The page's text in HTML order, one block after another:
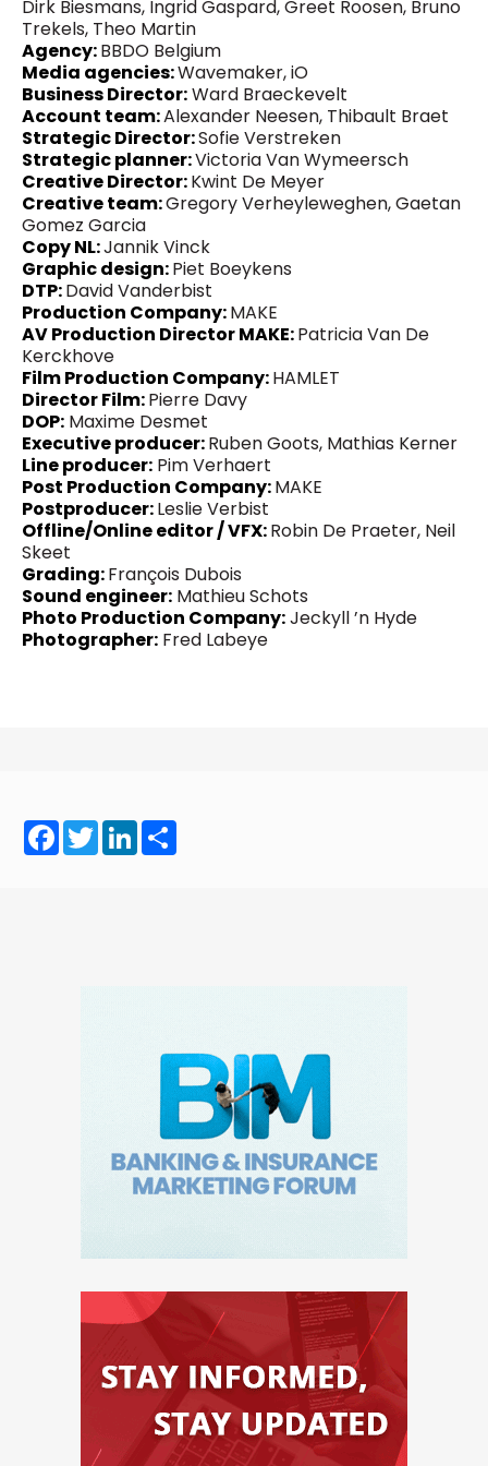
Dirk Biesmans, Ingrid Gaspard, Greet Roosen, Bruno
Trekels, Theo Martin
Agency:BBDO Belgium
Media agencies:Wavemaker, iO
Business Director:Ward Braeckevelt
Account team:Alexander Neesen, Thibault Braet
Strategic Director:Sofie Verstreken
Strategic planner:Victoria Van Wymeersch
Creative Director:Kwint De Meyer
Creative team:Gregory Verheyleweghen, Gaetan
Gomez Garcia
Copy NL:Jannik Vinck
Graphic design:Piet Boeykens
DTP:David Vanderbist
Production Company:MAKE
AV Production Director MAKE:Patricia Van De
Kerckhove
Film Production Company:HAMLET
Director Film:Pierre Davy
DOP: Maxime Desmet
Executive producer:Ruben Goots, Mathias Kerner
Line producer: Pim Verhaert
Post Production Company:MAKE
Postproducer:Leslie Verbist
Offline/Online editor / VFX:Robin De Praeter, Neil
Skeet
Grading:François Dubois
Sound engineer: Mathieu Schots
Photo Production Company:Jeckyll ’n Hyde
Photographer: Fred Labeye
Facebook
TwitterLinkedIn